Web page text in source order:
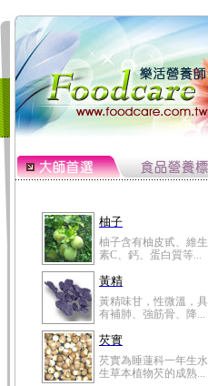
柚子
柚子含有柚皮甙、維生
素C、鈣、蛋白質等...
黃精
黃精味甘，性微溫，具
有補肺、強筋骨、降...
芡實
芡實為睡蓮科一年生水
生草本植物芡的成熟...